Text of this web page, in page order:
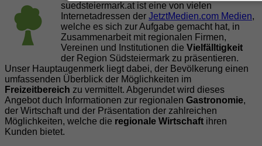
suedsteiermark.at ist eine von vielen
Internetadressen der JetztMedien.com Medien,
welche es sich zur Aufgabe gemacht hat, in
Zusammenarbeit mit regionalen Firmen,
Vereinen und Institutionen die Vielfälltigkeit
der Region Südsteiermark zu präsentieren.
Unser Hauptaugenmerk liegt dabei, der Bevölkerung einen
umfassenden Überblick der Möglichkeiten im
Freizeitbereich zu vermittelt. Abgerundet wird dieses
Angebot duch Informationen zur regionalen Gastronomie,
der Wirtschaft und der Präsentation der zahlreichen
Möglichkeiten, welche die regionale Wirtschaft ihren
Kunden bietet.